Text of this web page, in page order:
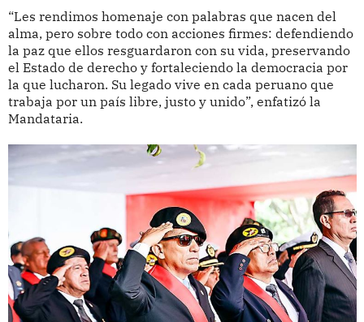
“Les rendimos homenaje con palabras que nacen del
alma, pero sobre todo con acciones firmes: defendiendo
la paz que ellos resguardaron con su vida, preservando
el Estado de derecho y fortaleciendo la democracia por
la que lucharon. Su legado vive en cada peruano que
trabaja por un país libre, justo y unido”, enfatizó la
Mandataria.